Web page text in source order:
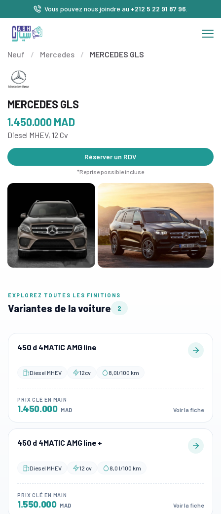
Vous pouvez nous joindre au +212 5 22 91 87 96
Neuf / Mercedes / MERCEDES GLS
MERCEDES GLS
1.450.000MAD
Diesel MHEV, 12 Cv
Réserver un RDV
*Reprise possible incluse
EXPLOREZ TOUTES LES FINITIONS
Variantes de la voiture 2
450 d 4MATIC AMG line
Diesel MHEV 12cv 8,0l/100 km
PRIX CLÉ EN MAIN
1.450.000 MAD Voir la fiche
450 d 4MATIC AMG line +
Diesel MHEV 12 cv 8,0 l/100 km
PRIX CLÉ EN MAIN
1.550.000 MAD Voir la fiche